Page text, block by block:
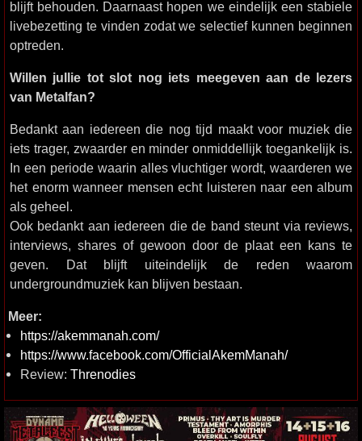
blijft behouden. Daarnaast hopen we eindelijk een stabiele
livebezetting te vinden zodat we selectief kunnen beginnen
optreden.
Willen jullie tot slot nog iets meegeven aan de lezers
van Metalfan?
Bedankt aan iedereen die nog tijd maakt voor muziek die
iets trager, zwaarder en minder onmiddellijk toegankelijk is.
In een periode waarin alles vluchtiger wordt, waarderen we
het enorm wanneer mensen echt luisteren naar een album
als geheel.
Ook bedankt aan iedereen die de band steunt via reviews,
interviews, shares of gewoon door de plaat een kans te
geven. Dat blijft uiteindelijk de reden waarom
undergroundmuziek kan blijven bestaan.
Meer:
https://akemmanah.com/
https://www.facebook.com/OfficialAkemManah/
Review: Threnodies